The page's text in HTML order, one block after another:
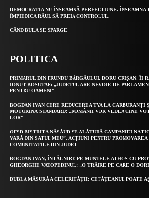
DEMOCRAȚIA NU ÎNSEAMNĂ PERFECȚIUNE. ÎNSEAMNĂ
ÎMPIEDICA RĂUL SĂ PREIA CONTROLUL.
CÂND BULA SE SPARGE
POLITICA
PRIMARUL DIN PRUNDU BÂRGĂULUI, DORU CRIȘAN, ÎI
IONUȚ BOȘUTAR: „JUDEȚUL ARE NEVOIE DE
PENTRU OAMENI”
BOGDAN IVAN CERE REDUCEREA TVA LA CARBURANȚI
MOTORINA STANDARD: „ROMÂNII VOR VEDEA CINE
LOR”
OFSD BISTRIȚA-NĂSĂUD SE ALĂTURĂ CAMPANIEI
VARĂ DIN SATUL MEU”. ACȚIUNI PENTRU
COMUNITĂȚILE DIN JUDEȚ
BOGDAN IVAN, ÎNTÂLNIRE PE MUNTELE ATHOS CU
GHEORGHE VATOPEDINUL: „O TRĂIRE PE CARE O
DUBLA MĂSURĂ A CELERITĂȚII: CETĂȚEANUL POATE